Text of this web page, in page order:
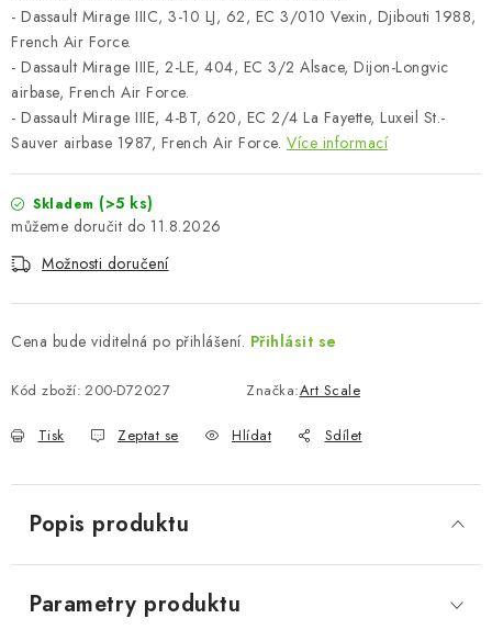
- Dassault Mirage IIIC, 3-10 LJ, 62, EC 3/010 Vexin, Djibouti 1988,
French Air Force.
- Dassault Mirage IIIE, 2-LE, 404, EC 3/2 Alsace, Dijon-Longvic
airbase, French Air Force.
- Dassault Mirage IIIE, 4-BT, 620, EC 2/4 La Fayette, Luxeil St.-
Sauver airbase 1987, French Air Force. Více informací
Skladem (>5 ks)
11.8.2026
Možnosti doručení
Cena bude viditelná po přihlášení. Přihlásit se
Kód zboží: 200-D72027 Značka:Art Scale
Tisk Zeptat se Hlídat Sdílet
Popis produktu
Parametry produktu